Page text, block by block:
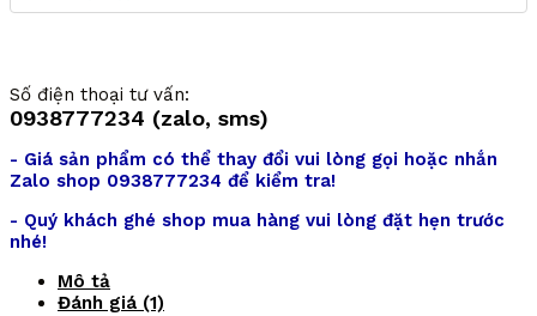
Số điện thoại tư vấn:
0938777234 (zalo, sms)
- Giá sản phẩm có thể thay đổi vui lòng gọi hoặc nhắn
Zalo shop 0938777234 để kiểm tra!
- Quý khách ghé shop mua hàng vui lòng đặt hẹn trước
nhé!
Mô tả
Đánh giá (1)